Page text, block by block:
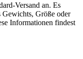
Versand an. Es
Größe oder
Informationen findest